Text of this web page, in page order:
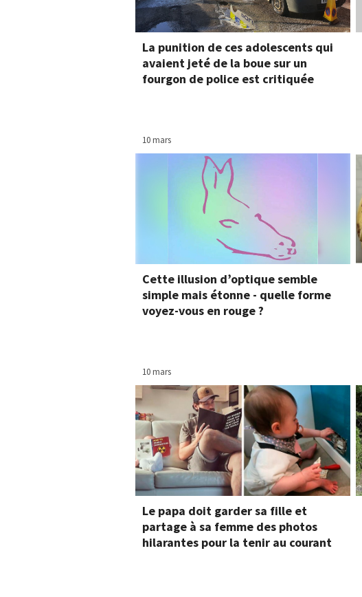
La punition de ces adolescents qui
avaient jeté de la boue sur un
fourgon de police est critiquée
10 mars
Cette illusion d’optique semble
simple mais étonne - quelle forme
voyez-vous en rouge ?
10 mars
Le papa doit garder sa fille et
partage à sa femme des photos
hilarantes pour la tenir au courant